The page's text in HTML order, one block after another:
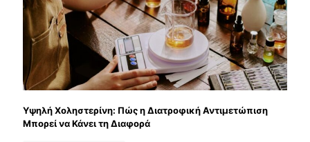
Υψηλή Χοληστερίνη: Πώς η Διατροφική Αντιμετώπιση
Μπορεί να Κάνει τη Διαφορά